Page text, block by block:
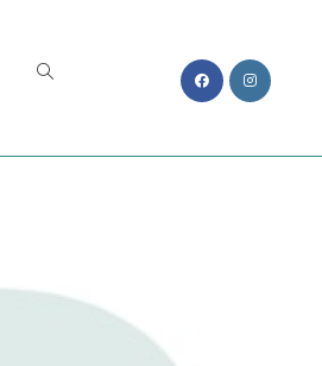
Toggle Website Search